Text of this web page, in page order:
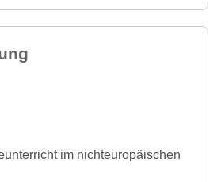
im nichteuropäischen